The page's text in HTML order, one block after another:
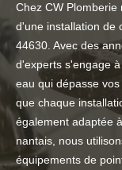
Chez CW
d'une installation de
44630. Avec des
d'experts s'engage
eau qui dépasse
que chaque
également adaptée
nantais, nous
équipements de